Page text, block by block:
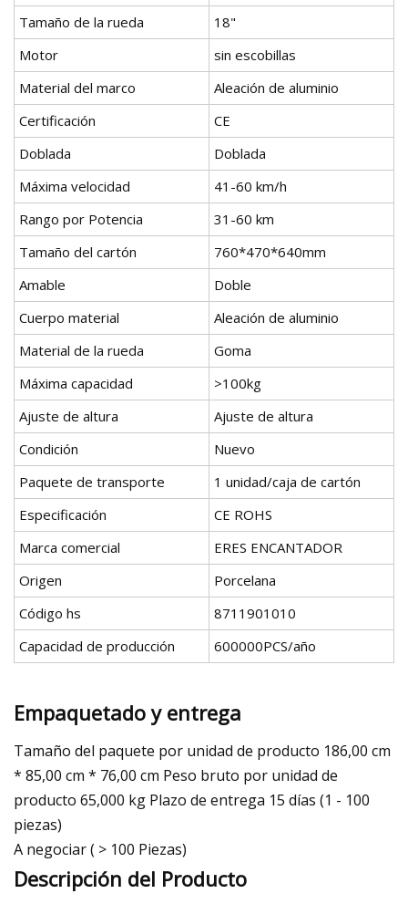
Tamaño de la rueda
18"
Motor
sin escobillas
Material del marco
Aleación de aluminio
Certificación
CE
Doblada
Doblada
Máxima velocidad
41-60 km/h
Rango por Potencia
31-60 km
Tamaño del cartón
760*470*640mm
Amable
Doble
Cuerpo material
Aleación de aluminio
Material de la rueda
Goma
Máxima capacidad
>100kg
Ajuste de altura
Ajuste de altura
Condición
Nuevo
Paquete de transporte
1 unidad/caja de cartón
Especificación
CE ROHS
Marca comercial
ERES ENCANTADOR
Origen
Porcelana
Código hs
8711901010
Capacidad de producción
600000PCS/año
Empaquetado y entrega
Tamaño del paquete por unidad de producto 186,00 cm
* 85,00 cm * 76,00 cm Peso bruto por unidad de
producto 65,000 kg Plazo de entrega 15 días (1 - 100
piezas)
A negociar ( > 100 Piezas)
Descripción del Producto